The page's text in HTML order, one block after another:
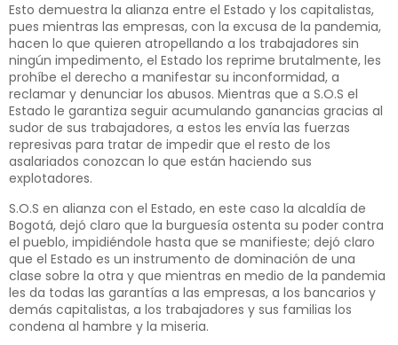
Esto demuestra la alianza entre el Estado y los capitalistas,
pues mientras las empresas, con la excusa de la pandemia,
hacen lo que quieren atropellando a los trabajadores sin
ningún impedimento, el Estado los reprime brutalmente, les
prohíbe el derecho a manifestar su inconformidad, a
reclamar y denunciar los abusos. Mientras que a S.O.S el
Estado le garantiza seguir acumulando ganancias gracias al
sudor de sus trabajadores, a estos les envía las fuerzas
represivas para tratar de impedir que el resto de los
asalariados conozcan lo que están haciendo sus
explotadores.
S.O.S en alianza con el Estado, en este caso la alcaldía de
Bogotá, dejó claro que la burguesía ostenta su poder contra
el pueblo, impidiéndole hasta que se manifieste; dejó claro
que el Estado es un instrumento de dominación de una
clase sobre la otra y que mientras en medio de la pandemia
les da todas las garantías a las empresas, a los bancarios y
demás capitalistas, a los trabajadores y sus familias los
condena al hambre y la miseria.